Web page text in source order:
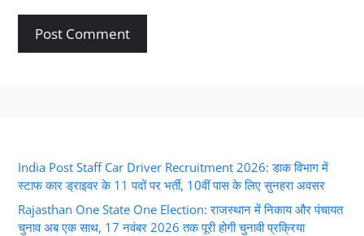
India Post Staff Car Driver Recruitment 2026: डाक विभाग में
स्टाफ कार ड्राइवर के 11 पदों पर भर्ती, 10वीं पास के लिए सुनहरा अवसर
Rajasthan One State One Election: राजस्थान में निकाय और पंचायत
चुनाव अब एक साथ, 17 नवंबर 2026 तक पूरी होगी चुनावी प्रक्रिया